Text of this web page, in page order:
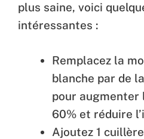
plus saine, voici
intéressantes :
Remplacez la
blanche par de
pour augmenter
60% et réduire
Ajoutez 1